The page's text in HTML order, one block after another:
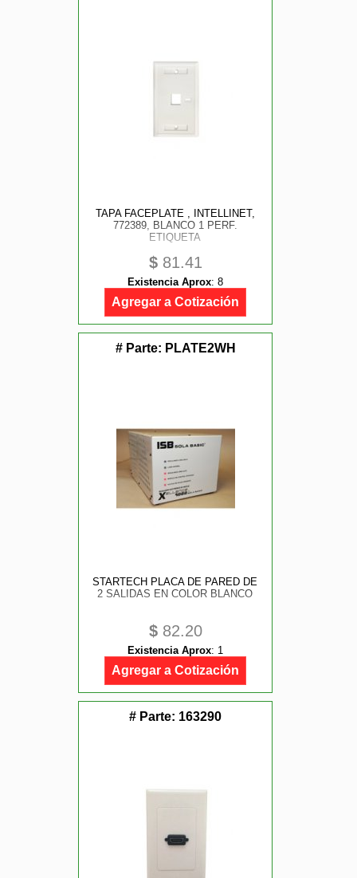
TAPA FACEPLATE , INTELLINET,
772389, BLANCO 1 PERF.
ETIQUETA
$81.41
Existencia Aprox: 8
Agregar a Cotización
# Parte: PLATE2WH
STARTECH PLACA DE PARED DE
2 SALIDAS EN COLOR BLANCO
$82.20
Existencia Aprox: 1
Agregar a Cotización
# Parte: 163290